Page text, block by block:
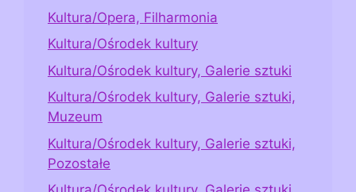
Kultura/Opera, Filharmonia
Kultura/Ośrodek kultury
Kultura/Ośrodek kultury, Galerie sztuki
Kultura/Ośrodek kultury, Galerie sztuki,
Muzeum
Kultura/Ośrodek kultury, Galerie sztuki,
Pozostałe